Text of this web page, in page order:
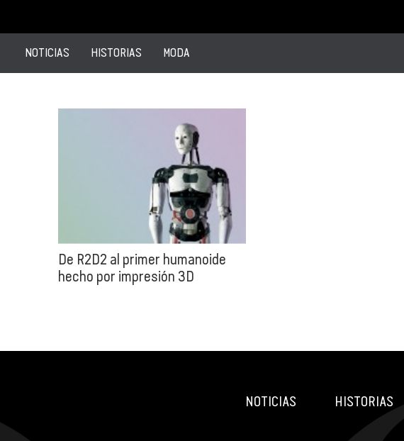
NOTICIAS HISTORIAS MODA
De R2D2 al primer humanoide
hecho por impresión 3D
NOTICIAS HISTORIAS